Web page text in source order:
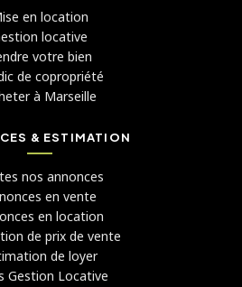
en location
locative
votre bien
de copropriété
à Marseille
& ESTIMATION
nos annonces
en vente
en location
de prix de vente
de loyer
Gestion Locative